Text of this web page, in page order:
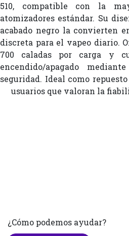
510, compatible con la
atomizadores estándar. Su
acabado negro la convierten
discreta para el vapeo diario.
700 caladas por carga y
encendido/apagado
seguridad. Ideal como
usuarios que valoran la
¿Cómo podemos ayudar?